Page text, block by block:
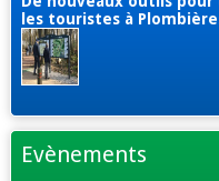
les touristes à
Evènements